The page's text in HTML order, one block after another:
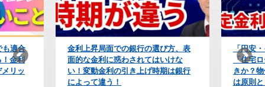
方、表
けな
銀行
「円安・インフレ時代」の防衛策！
「住宅ローンの予算」をどう組むべ
きか？物価が上がり続けると利上げ
は原則として永遠に続く
【住宅
上が条
会社の
なぜ？